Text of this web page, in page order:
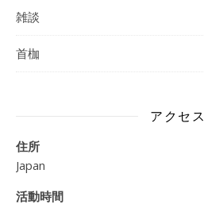
雑談
首枷
アクセス
住所
Japan
活動時間